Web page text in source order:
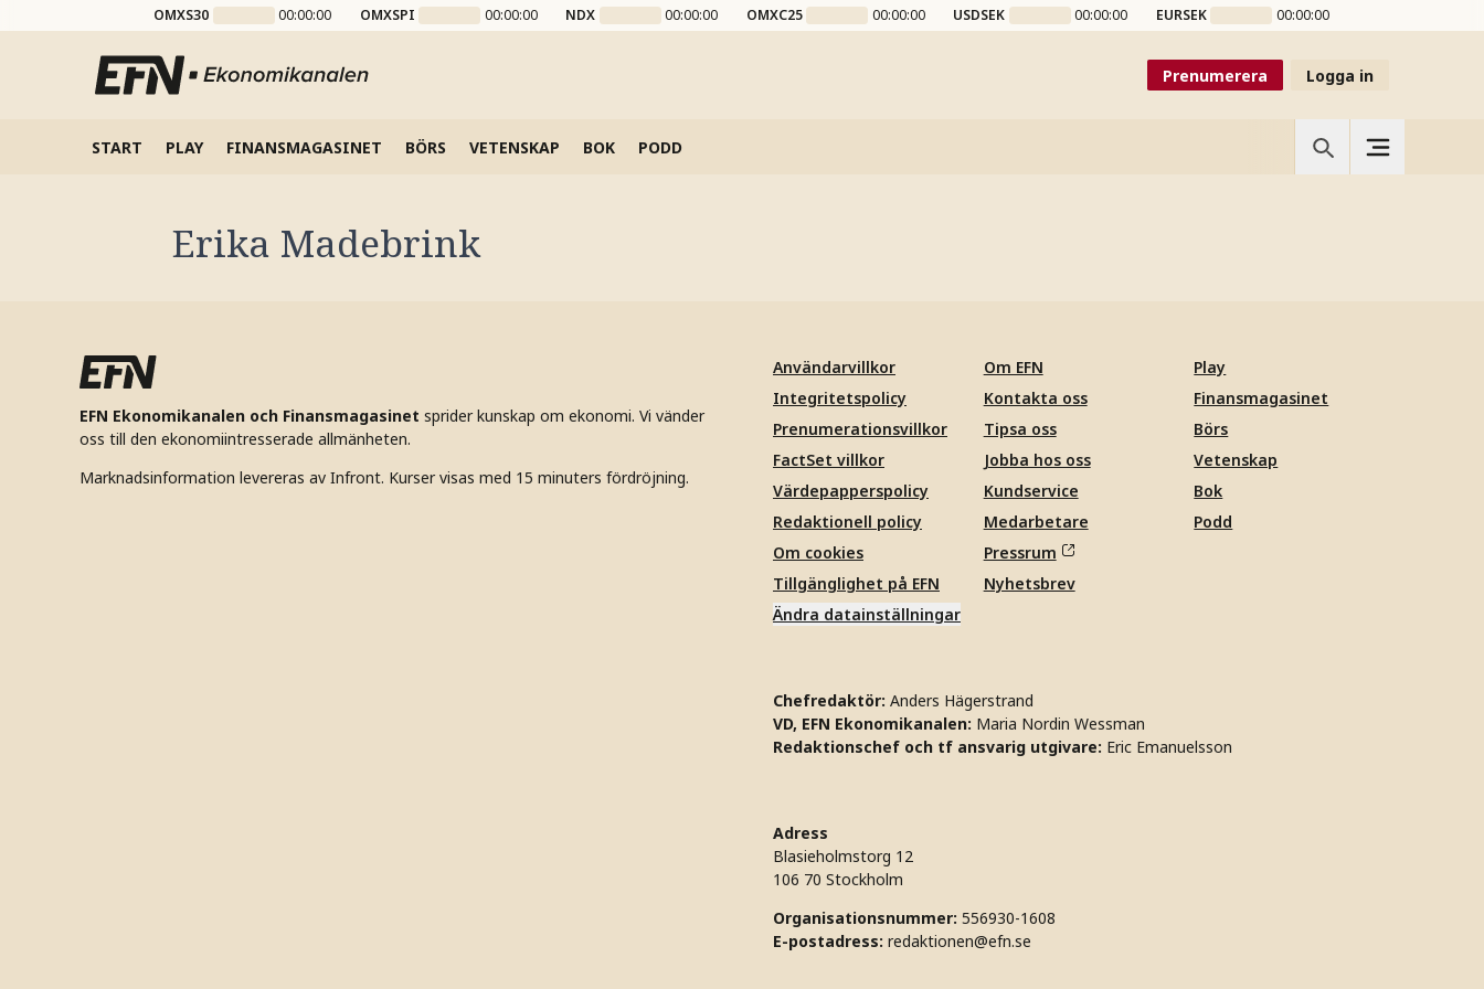
OMXS30 00:00:00 OMXSPI 00:00:00 NDX 00:00:00 OMXC25 00:00:00 USDSEK 00:00:00 EURSEK 00:00:00
Prenumerera Logga in
START PLAY FINANSMAGASINET BÖRS VETENSKAP BOK PODD
Erika Madebrink
EFN Ekonomikanalen och Finansmagasinet sprider kunskap om ekonomi. Vi vänder
oss till den ekonomiintresserade allmänheten.
Marknadsinformation levereras av Infront. Kurser visas med 15 minuters fördröjning.
Användarvillkor
Integritetspolicy
Prenumerationsvillkor
FactSet villkor
Värdepapperspolicy
Redaktionell policy
Om cookies
Tillgänglighet på EFN
Ändra datainställningar
Om EFN
Kontakta oss
Tipsa oss
Jobba hos oss
Kundservice
Medarbetare
Pressrum
Nyhetsbrev
Play
Finansmagasinet
Börs
Vetenskap
Bok
Podd
Chefredaktör: Anders Hägerstrand
VD, EFN Ekonomikanalen: Maria Nordin Wessman
Redaktionschef och tf ansvarig utgivare: Eric Emanuelsson
Adress
Blasieholmstorg 12
106 70 Stockholm
Organisationsnummer: 556930-1608
E-postadress: redaktionen@efn.se